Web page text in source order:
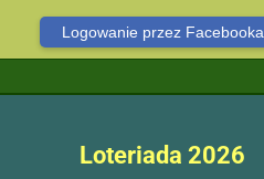
Logowanie przez Facebooka
Loteriada 2026